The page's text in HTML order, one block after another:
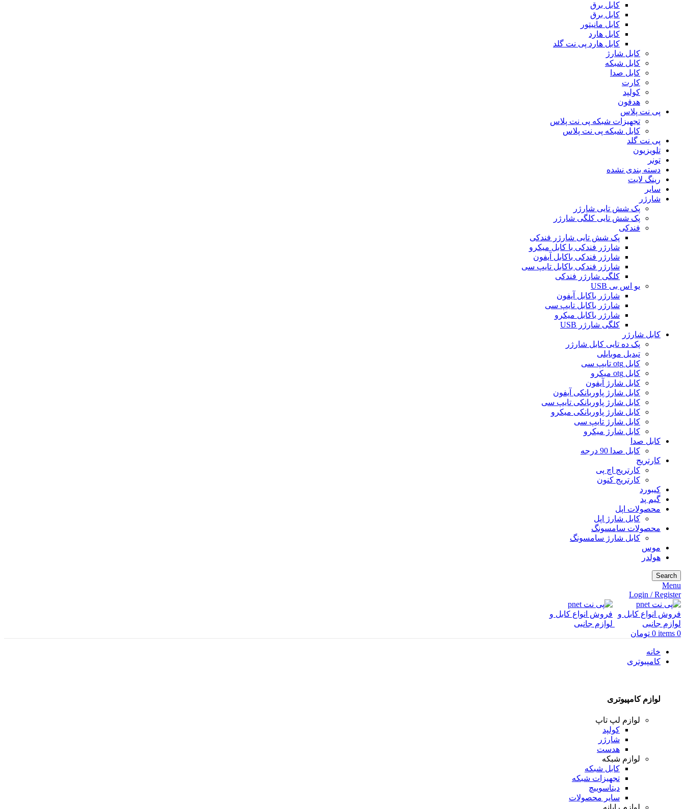
کابل برق
کابل برق
کابل مانیتور
کابل هارد
کابل هارد پی نت گلد
کابل شارژ
کابل شبکه
کابل صدا
کارت
کولپد
هدفون
پی نت پلاس
تجهیزات شبکه پی نت پلاس
کابل شبکه پی نت پلاس
پی نت گلد
تلویزیون
تونر
دسته بندی نشده
رینگ لایت
سایر
شارژر
پک شش تایی شارژر
پک شش تایی کلگی شارژر
فندکی
پک شش تایی شارژر فندکی
شارژر فندکی با کابل میکرو
شارژر فندکی باکابل آیفون
شارژر فندکی باکابل تایپ سی
کلگی شارژر فندکی
یو اس بی USB
شارژر باکابل آیفون
شارژر باکابل تایپ سی
شارژر باکابل میکرو
کلگی شارژر USB
کابل شارژر
پک ده تایی کابل شارژر
تبدیل موبایلی
کابل otg تایپ سی
کابل otg میکرو
کابل شارژ آیفون
کابل شارژ پاوربانکی آیفون
کابل شارژ پاوربانکی تایپ سی
کابل شارژ پاوربانکی میکرو
کابل شارژ تایپ سی
کابل شارژ میکرو
کابل صدا
کابل صدا 90 درجه
کارتریج
کارتریج اچ پی
کارتریج کنون
کیبورد
گیم پد
محصولات اپل
کابل شارژ اپل
محصولات سامسونگ
کابل شارژ سامسونگ
موس
هولدر
Search
Menu
Login / Register
0
items
0 تومان
خانه
کامپیوتری
لوازم کامپیوتری
لوازم لپ تاپ
کولپد
شارژر
هدست
لوازم شبکه
کابل شبکه
تجهیزات شبکه
دیتاسوییچ
سایر محصولات
لوازم رایانه